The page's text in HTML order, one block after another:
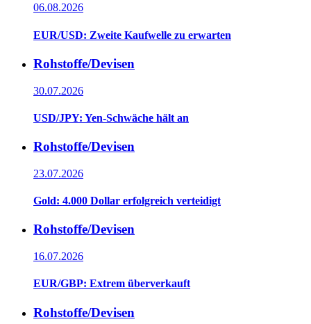
06.08.2026
EUR/USD: Zweite Kaufwelle zu erwarten
Rohstoffe/Devisen
30.07.2026
USD/JPY: Yen-Schwäche hält an
Rohstoffe/Devisen
23.07.2026
Gold: 4.000 Dollar erfolgreich verteidigt
Rohstoffe/Devisen
16.07.2026
EUR/GBP: Extrem überverkauft
Rohstoffe/Devisen